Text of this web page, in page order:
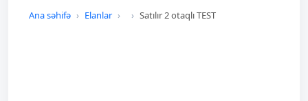
Ana səhifə Elanlar Satılır 2 otaqlı TEST